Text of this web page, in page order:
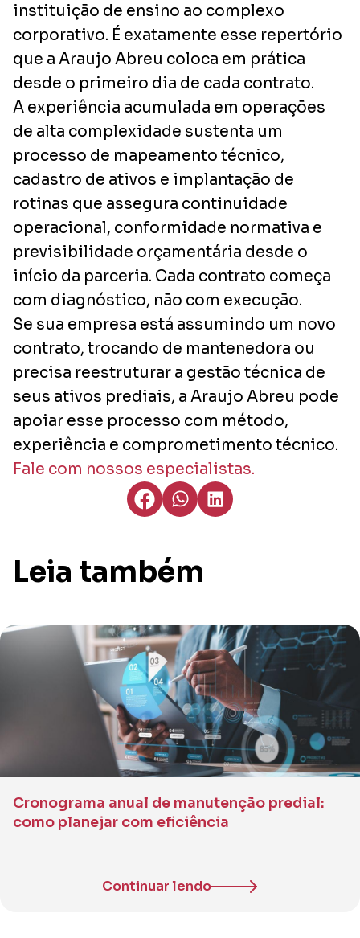
instituição de ensino ao complexo
corporativo. É exatamente esse repertório
que a Araujo Abreu coloca em prática
desde o primeiro dia de cada contrato.
A experiência acumulada em operações
de alta complexidade sustenta um
processo de mapeamento técnico,
cadastro de ativos e implantação de
rotinas que assegura continuidade
operacional, conformidade normativa e
previsibilidade orçamentária desde o
início da parceria. Cada contrato começa
com diagnóstico, não com execução.
Se sua empresa está assumindo um novo
contrato, trocando de mantenedora ou
precisa reestruturar a gestão técnica de
seus ativos prediais, a Araujo Abreu pode
apoiar esse processo com método,
experiência e comprometimento técnico.
Fale com nossos especialistas.
Leia também
Cronograma anual de manutenção predial:
como planejar com eficiência
Continuar lendo